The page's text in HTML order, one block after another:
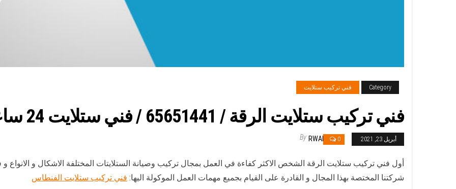
Category فني تركيب ستلايت
فني تركيب ستلايت الرقة / 65651441 / فني ستلايت 24 ساعة
أبريل 23, 2021 0
By RWAN
أول فني تركيب ستلايت الرقة الشخص الاكثر كفاءة في العمل بمجال تركيب وصيانة الستلايتات المختلفة الاشكال و
شركتنا المختصة بهذا المجال و القادرة على القيام بجميع مهمات العمل الموكولة اليها: فني تركيب ستلايت الفنطاس